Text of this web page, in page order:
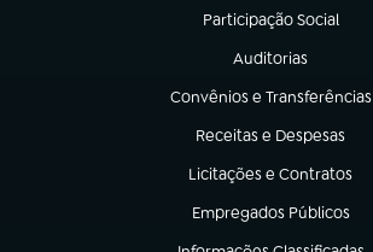
Participação Social
(abre em nova aba)
Auditorias
(abre em nova aba)
Convênios e Transferências
(abre em nova aba)
Receitas e Despesas
(abre em nova aba)
Licitações e Contratos
(abre em nova aba)
Empregados Públicos
(abre em nova aba)